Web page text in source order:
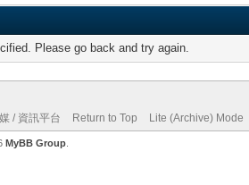
Please go back and try again.
/ 資訊平台 Return to Top Lite (Archive) Mode
MyBB Group